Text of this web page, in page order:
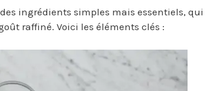
ingrédients simples mais essentiels, qui
raffiné. Voici les éléments clés :